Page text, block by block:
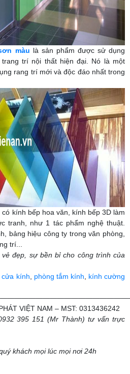
màu là sản phẩm được sử dụng
trí nội thất hiện đại. Nó là một
rang trí mới và độc đáo nhất trong
kính bếp hoa văn, kính bếp 3D làm
tranh, như 1 tác phẩm nghệ thuật.
bảng hiệu công ty trong văn phòng,
trí...
đẹp, sự bền bỉ cho công trình của
,cửa kính phòng tắm kính
kính cường
VIỆT NAM – MST: 0313436242
395 151 (Mr Thành) tư vấn trực
khách mọi lúc mọi nơi 24h